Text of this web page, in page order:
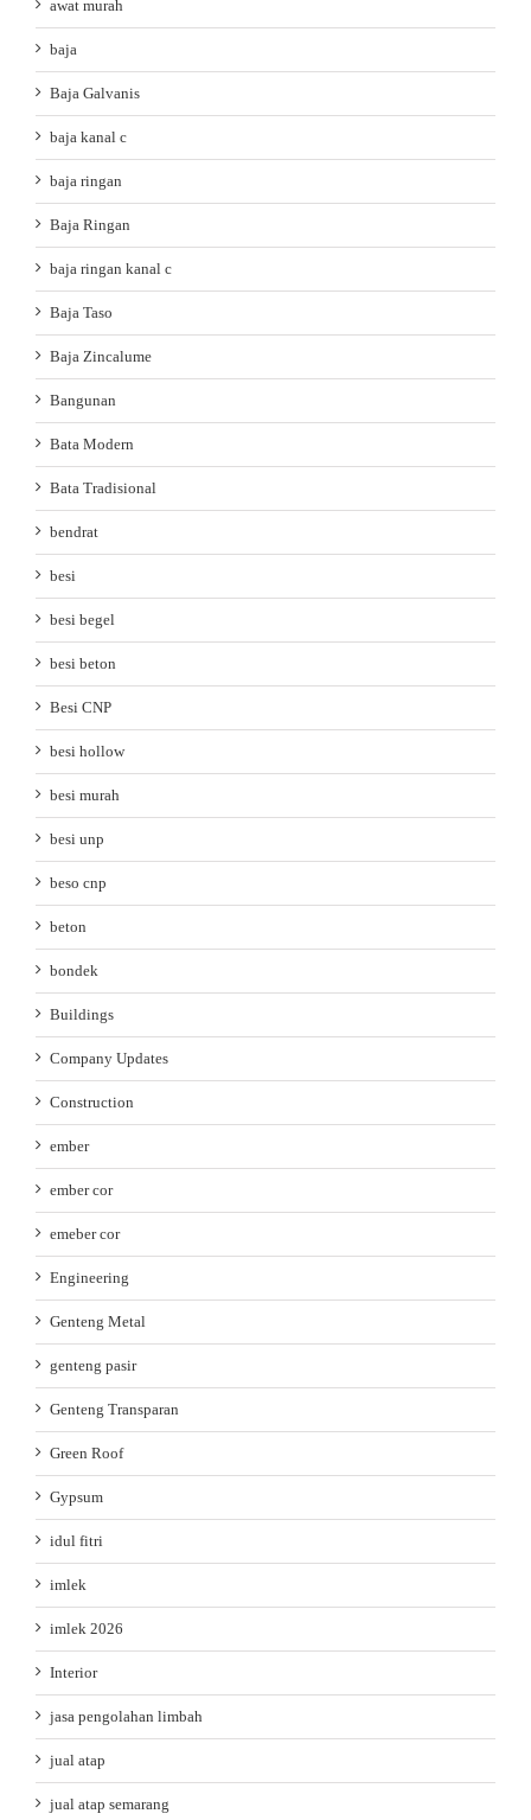
awat murah
baja
Baja Galvanis
baja kanal c
baja ringan
Baja Ringan
baja ringan kanal c
Baja Taso
Baja Zincalume
Bangunan
Bata Modern
Bata Tradisional
bendrat
besi
besi begel
besi beton
Besi CNP
besi hollow
besi murah
besi unp
beso cnp
beton
bondek
Buildings
Company Updates
Construction
ember
ember cor
emeber cor
Engineering
Genteng Metal
genteng pasir
Genteng Transparan
Green Roof
Gypsum
idul fitri
imlek
imlek 2026
Interior
jasa pengolahan limbah
jual atap
jual atap semarang